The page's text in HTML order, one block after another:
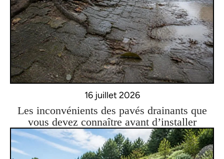
16 juillet 2026
Les inconvénients des pavés drainants que
vous devez connaître avant d’installer